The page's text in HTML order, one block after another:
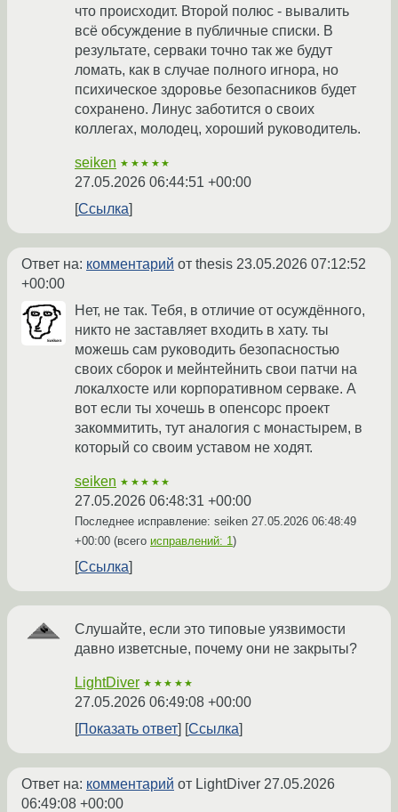
что происходит. Второй полюс - вывалить
всё обсуждение в публичные списки. В
результате, серваки точно так же будут
ломать, как в случае полного игнора, но
психическое здоровье безопасников будет
сохранено. Линус заботится о своих
коллегах, молодец, хороший руководитель.
seiken ★★★★★
27.05.2026 06:44:51 +00:00
Ссылка
Ответ на: комментарий от thesis 23.05.2026 07:12:52
+00:00
Нет, не так. Тебя, в отличие от осуждённого,
никто не заставляет входить в хату. ты
можешь сам руководить безопасностью
своих сборок и мейнтейнить свои патчи на
локалхосте или корпоративном серваке. А
вот если ты хочешь в опенсорс проект
закоммитить, тут аналогия с монастырем, в
который со своим уставом не ходят.
seiken ★★★★★
27.05.2026 06:48:31 +00:00
Последнее исправление: seiken 27.05.2026 06:48:49
+00:00 (всего исправлений: 1)
Ссылка
Слушайте, если это типовые уязвимости
давно изветсные, почему они не закрыты?
LightDiver ★★★★★
27.05.2026 06:49:08 +00:00
Показать ответ
Ссылка
Ответ на: комментарий от LightDiver 27.05.2026
06:49:08 +00:00